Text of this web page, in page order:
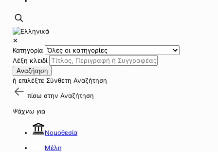
✕
Κατηγορία
Λέξη κλειδί
Αναζήτηση
ή επιλέξτε Σύνθετη Αναζήτηση
πίσω στην Αναζήτηση
Ψάχνω για
Νομοθεσία
Μέλη